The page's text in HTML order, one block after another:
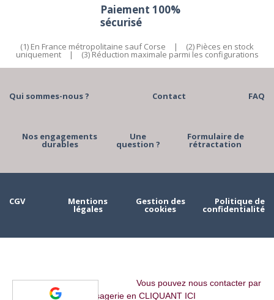
Paiement 100%
sécurisé
(1) En France métropolitaine sauf Corse | (2) Pièces en stock
uniquement | (3) Réduction maximale parmi les configurations
Qui sommes-nous ? Contact FAQ
Nos engagements
durables
Une
question ?
Formulaire de
rétractation
CGV Mentions
légales
Gestion des
cookies
Politique de
confidentialité
Vous pouvez nous contacter par
messagerie en CLIQUANT ICI